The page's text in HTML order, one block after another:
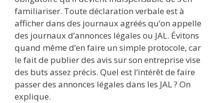
familiariser. Toute déclaration verbale est à
afficher dans des journaux agréés qu’on appelle
des journaux d’annonces légales ou JAL. Évitons
quand même d’en faire un simple protocole, car
le fait de publier des avis sur son entreprise vise
des buts assez précis. Quel est l’intérêt de faire
passer des annonces légales dans les JAL ? On
explique.